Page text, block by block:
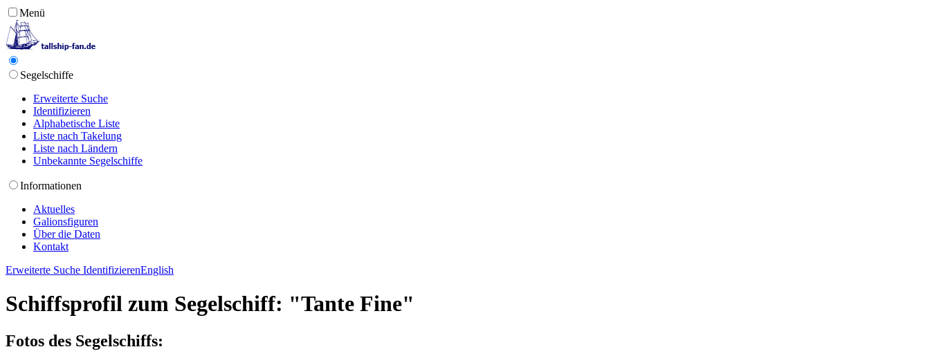
Menü
Segelschiffe
Erweiterte Suche
Identifizieren
Alphabetische Liste
Liste nach Takelung
Liste nach Ländern
Unbekannte Segelschiffe
Informationen
Aktuelles
Galionsfiguren
Über die Daten
Kontakt
Erweiterte Suche IdentifizierenEnglish
Schiffsprofil zum Segelschiff: "Tante Fine"
Fotos des Segelschiffs: